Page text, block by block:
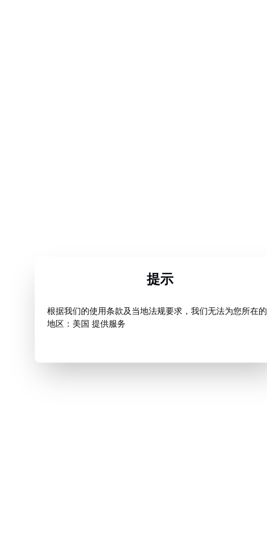
提示
根据我们的使用条款及当地法规要求，我们无法为您所在的
地区：美国 提供服务